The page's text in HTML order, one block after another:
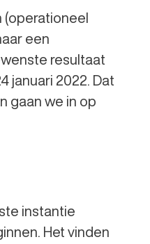
(operationeel
een
resultaat
januari 2022. Dat
gaan we in op
instantie
Het vinden